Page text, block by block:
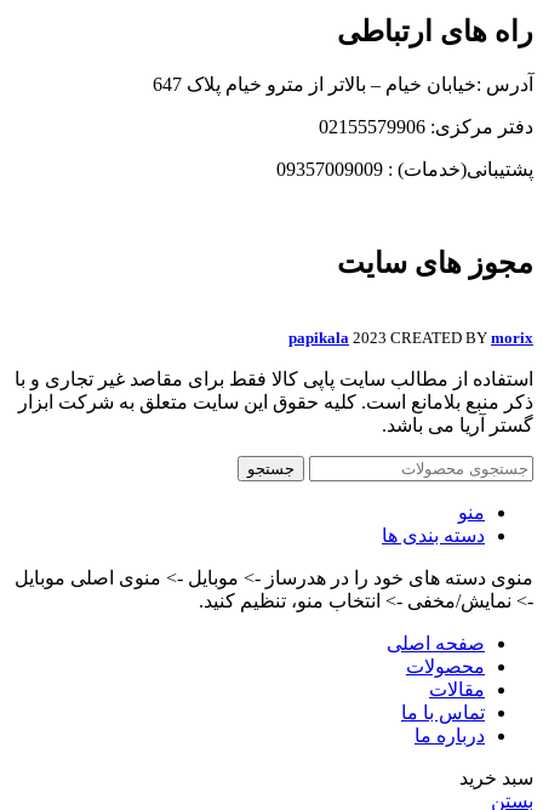
راه های ارتباطی
آدرس :خیابان خیام – بالاتر از مترو خیام پلاک 647
دفتر مرکزی: 02155579906
پشتیبانی(خدمات) : 09357009009
مجوز های سایت
papikala 2023 CREATED BY morix
استفاده از مطالب سایت پاپی کالا فقط برای مقاصد غیر تجاری و با
ذکر منبع بلامانع است. کلیه حقوق این سایت متعلق به شرکت ابزار
گستر آریا می باشد.
جستجو
منو
دسته بندی ها
منوی دسته های خود را در هدرساز -> موبایل -> منوی اصلی موبایل
-> نمایش/مخفی -> انتخاب منو، تنظیم کنید.
صفحه اصلی
محصولات
مقالات
تماس با ما
درباره ما
سبد خرید
بستن